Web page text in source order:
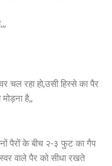
चल रहा हो,उसी हिस्से का पैर
है,,
पैरों के बीच २-३ फुट का गैप
वाले पैर को सीधा रखते